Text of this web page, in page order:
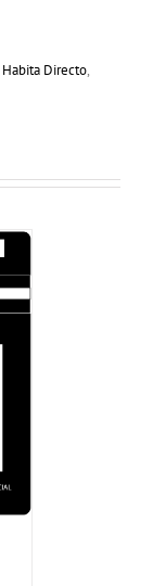
Habita Directo,